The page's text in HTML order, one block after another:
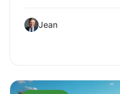
Jean